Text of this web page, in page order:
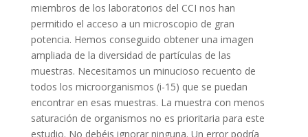
miembros de los laboratorios del CCI nos han
permitido el acceso a un microscopio de gran
potencia. Hemos conseguido obtener una imagen
ampliada de la diversidad de partículas de las
muestras. Necesitamos un minucioso recuento de
todos los microorganismos (i-15) que se puedan
encontrar en esas muestras. La muestra con menos
saturación de organismos no es prioritaria para este
estudio. No debéis ignorar ninguna. Un error podría